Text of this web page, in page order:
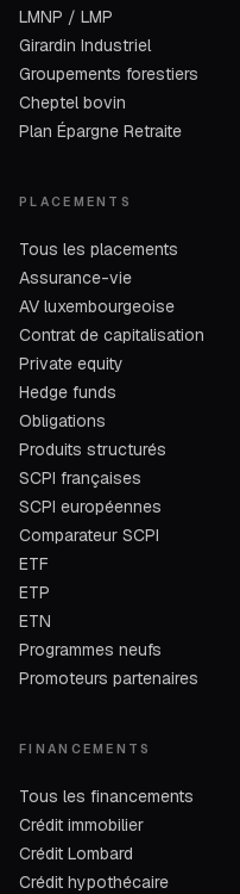
LMNP / LMP
Girardin Industriel
Groupements forestiers
Cheptel bovin
Plan Épargne Retraite
PLACEMENTS
Tous les placements
Assurance-vie
AV luxembourgeoise
Contrat de capitalisation
Private equity
Hedge funds
Obligations
Produits structurés
SCPI françaises
SCPI européennes
Comparateur SCPI
ETF
ETP
ETN
Programmes neufs
Promoteurs partenaires
FINANCEMENTS
Tous les financements
Crédit immobilier
Crédit Lombard
Crédit hypothécaire